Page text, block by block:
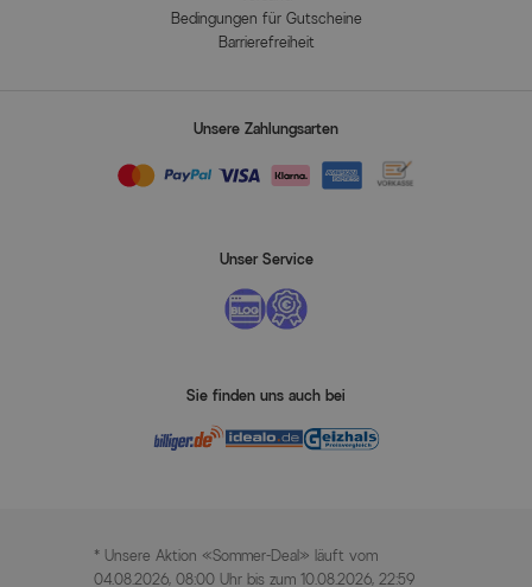
Bedingungen für Gutscheine
Barrierefreiheit
Unsere Zahlungsarten
Unser Service
Sie finden uns auch bei
* Unsere Aktion «Sommer-Deal» läuft vom
04.08.2026, 08:00 Uhr bis zum 10.08.2026, 22:59